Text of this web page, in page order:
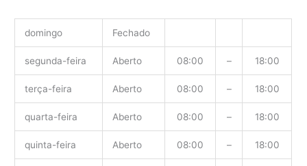
domingo Fechado
segunda-feira Aberto 08:00 – 18:00
terça-feira Aberto 08:00 – 18:00
quarta-feira Aberto 08:00 – 18:00
quinta-feira Aberto 08:00 – 18:00